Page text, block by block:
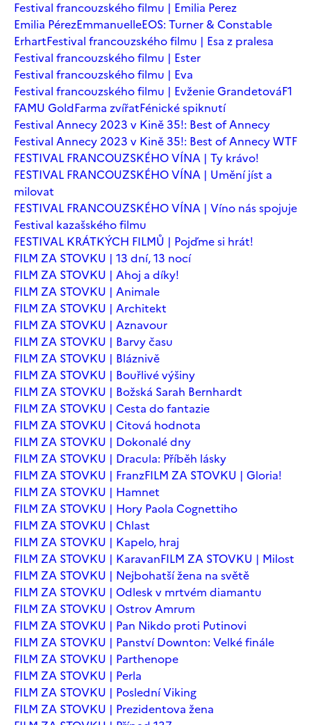
Festival francouzského filmu | Emilia Perez
Emilia PérezEmmanuelleEOS: Turner & Constable
ErhartFestival francouzského filmu | Esa z pralesa
Festival francouzského filmu | Ester
Festival francouzského filmu | Eva
Festival francouzského filmu | Evženie GrandetováF1
FAMU GoldFarma zvířatFénické spiknutí
Festival Annecy 2023 v Kině 35!: Best of Annecy
Festival Annecy 2023 v Kině 35!: Best of Annecy WTF
FESTIVAL FRANCOUZSKÉHO VÍNA | Ty krávo!
FESTIVAL FRANCOUZSKÉHO VÍNA | Umění jíst a
milovat
FESTIVAL FRANCOUZSKÉHO VÍNA | Víno nás spojuje
Festival kazašského filmu
FESTIVAL KRÁTKÝCH FILMŮ | Pojďme si hrát!
FILM ZA STOVKU | 13 dní, 13 nocí
FILM ZA STOVKU | Ahoj a díky!
FILM ZA STOVKU | Animale
FILM ZA STOVKU | Architekt
FILM ZA STOVKU | Aznavour
FILM ZA STOVKU | Barvy času
FILM ZA STOVKU | Bláznivě
FILM ZA STOVKU | Bouřlivé výšiny
FILM ZA STOVKU | Božská Sarah Bernhardt
FILM ZA STOVKU | Cesta do fantazie
FILM ZA STOVKU | Citová hodnota
FILM ZA STOVKU | Dokonalé dny
FILM ZA STOVKU | Dracula: Příběh lásky
FILM ZA STOVKU | FranzFILM ZA STOVKU | Gloria!
FILM ZA STOVKU | Hamnet
FILM ZA STOVKU | Hory Paola Cognettiho
FILM ZA STOVKU | Chlast
FILM ZA STOVKU | Kapelo, hraj
FILM ZA STOVKU | KaravanFILM ZA STOVKU | Milost
FILM ZA STOVKU | Nejbohatší žena na světě
FILM ZA STOVKU | Odlesk v mrtvém diamantu
FILM ZA STOVKU | Ostrov Amrum
FILM ZA STOVKU | Pan Nikdo proti Putinovi
FILM ZA STOVKU | Panství Downton: Velké finále
FILM ZA STOVKU | Parthenope
FILM ZA STOVKU | Perla
FILM ZA STOVKU | Poslední Viking
FILM ZA STOVKU | Prezidentova žena